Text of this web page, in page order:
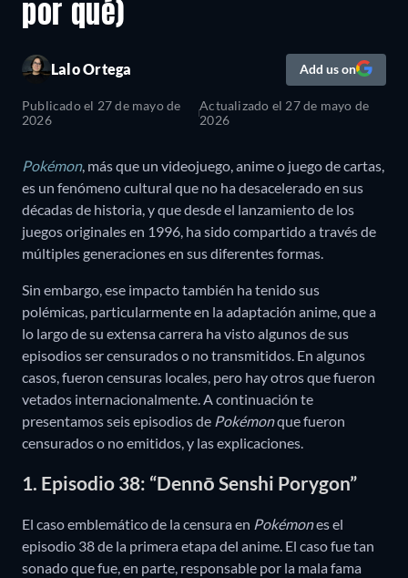
por qué)
Lalo Ortega Add us on
Publicado el 27 de mayo de
2026
Actualizado el 27 de mayo de
2026
Pokémon, más que un videojuego, anime o juego de cartas,
es un fenómeno cultural que no ha desacelerado en sus
décadas de historia, y que desde el lanzamiento de los
juegos originales en 1996, ha sido compartido a través de
múltiples generaciones en sus diferentes formas.
Sin embargo, ese impacto también ha tenido sus
polémicas, particularmente en la adaptación anime, que a
lo largo de su extensa carrera ha visto algunos de sus
episodios ser censurados o no transmitidos. En algunos
casos, fueron censuras locales, pero hay otros que fueron
vetados internacionalmente. A continuación te
presentamos seis episodios de Pokémonque fueron
censurados o no emitidos, y las explicaciones.
1. Episodio 38: “Dennō Senshi Porygon”
El caso emblemático de la censura en Pokémones el
episodio 38 de la primera etapa del anime. El caso fue tan
sonado que fue, en parte, responsable por la mala fama